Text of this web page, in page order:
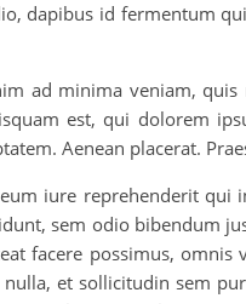
dapibus id fermentum
ad minima veniam, quis
est, qui dolorem
Aenean placerat.
iure reprehenderit qui
sem odio bibendum
facere possimus, omnis
et sollicitudin sem